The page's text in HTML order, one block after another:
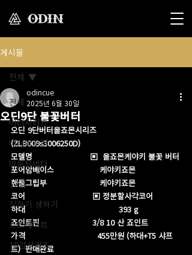
게시물
전체
버터시리즈
버터마운틴
마운틴버터
12검
장하기 생하기
스트레이트
10검시리즈
전체
오딘9단 불꽃버터
odincue
2025년 6월 30일
오딘 9단버터올죠몬시리즈
(ZLB009s3006250D)
모델명                        ▣  올죠몬케야키 불꽃 버터
포어암베이스                   케야키죠몬
핸들그립부                      케야키죠몬
코어                            ▣ 정분할사각코어
하대                                       393 g
죠인트핀                      3/8 10 산 죠인트
가격                              455만원 (하대+T5 샤프
트)  판매완료